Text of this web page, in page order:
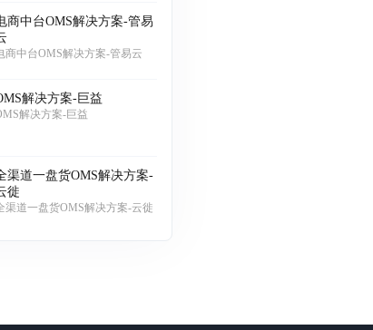
商中台OMS解决方案-管易
商中台OMS解决方案-管易云
解决方案-巨益
解决方案-巨益
渠道一盘货OMS解决方案-
徙
渠道一盘货OMS解决方案-云徙